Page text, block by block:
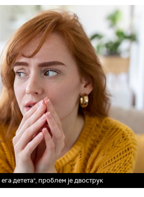
детета", проблем је двострук